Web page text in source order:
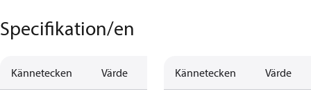
Specifikation/en
Kännetecken Värde Kännetecken Värde